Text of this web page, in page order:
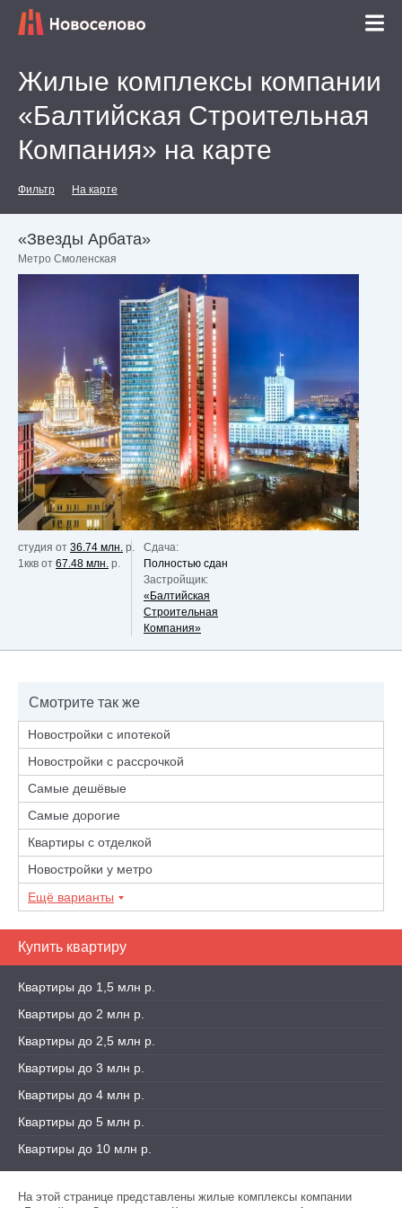
Жилые комплексы компании
«Балтийская Строительная
Компания» на карте
Фильтр На карте
«Звезды Арбата»
Метро Смоленская
студия от 36.74 млн. р.
1ккв от 67.48 млн. р.
Сдача:
Полностью сдан
Застройщик:
«Балтийская
Строительная
Компания»
Смотрите так же
Новостройки с ипотекой
Новостройки с рассрочкой
Самые дешёвые
Самые дорогие
Квартиры с отделкой
Новостройки у метро
Ещё варианты
Купить квартиру
Квартиры до 1,5 млн р.
Квартиры до 2 млн р.
Квартиры до 2,5 млн р.
Квартиры до 3 млн р.
Квартиры до 4 млн р.
Квартиры до 5 млн р.
Квартиры до 10 млн р.
На этой странице представлены жилые комплексы компании